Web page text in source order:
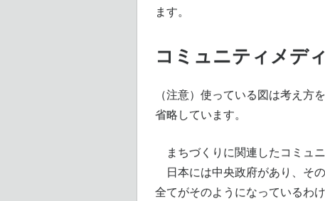
ます。
コミュニティメデ
（注意）使っている図は考え方
省略しています。
まちづくりに関連したコミュ
日本には中央政府があり、そ
全てがそのようになっているわ